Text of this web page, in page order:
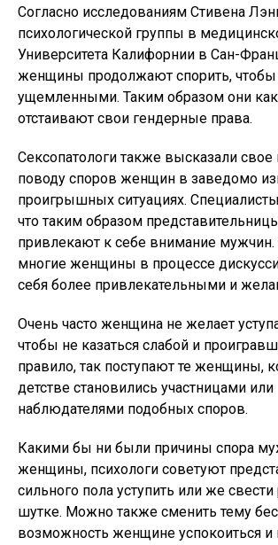
Согласно исследованиям Стивена
психологической группы в
Университета Калифорнии в Сан-
женщины продолжают спорить, чтобы
ущемленными. Таким образом они
отстаивают свои гендерные права.
Сексопатологи также высказали
поводу споров женщин в заведомо
проигрышных ситуациях.
что таким образом
привлекают к себе внимание мужчин.
многие женщины в процессе
себя более привлекательными и
Очень часто женщина не желает
чтобы не казаться слабой и
правило, так поступают те женщины,
детстве становились участницами или
наблюдателями подобных споров.
Какими бы ни были причины спора
женщины, психологи советуют
сильного пола уступить или же свести
шутке. Можно также сменить тему
возможность женщине успокоиться и